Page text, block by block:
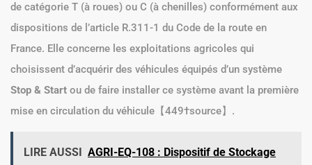
de catégorie T (à roues) ou C (à chenilles) conformément aux
dispositions de l’article R.311-1 du Code de la route en
France. Elle concerne les exploitations agricoles qui
choisissent d’acquérir des véhicules équipés d’un système
Stop & Start ou de faire installer ce système avant la première
mise en circulation du véhicule【449†source】.
LIRE AUSSI AGRI-EQ-108 : Dispositif de Stockage